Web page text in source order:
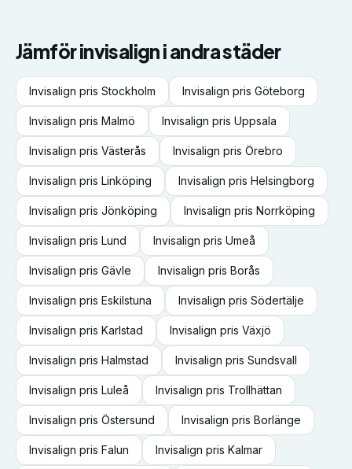
Jämförinvisaligni andra städer
Invisalign pris Stockholm Invisalign pris Göteborg
Invisalign pris Malmö Invisalign pris Uppsala
Invisalign pris Västerås Invisalign pris Örebro
Invisalign pris Linköping Invisalign pris Helsingborg
Invisalign pris Jönköping Invisalign pris Norrköping
Invisalign pris Lund Invisalign pris Umeå
Invisalign pris Gävle Invisalign pris Borås
Invisalign pris Eskilstuna Invisalign pris Södertälje
Invisalign pris Karlstad Invisalign pris Växjö
Invisalign pris Halmstad Invisalign pris Sundsvall
Invisalign pris Luleå Invisalign pris Trollhättan
Invisalign pris Östersund Invisalign pris Borlänge
Invisalign pris Falun Invisalign pris Kalmar